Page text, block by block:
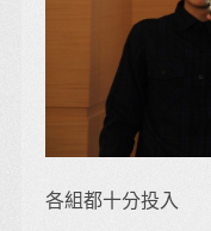
各組都十分投入